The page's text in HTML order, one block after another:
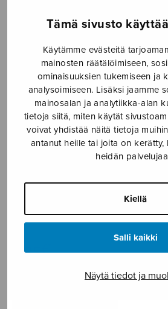
Tämä sivusto
Käytämme evästeitä
mainosten räätälöimiseen,
ominaisuuksien tukemiseen ja
analysoimiseen. Lisäksi jaamme
mainosalan ja analytiikka-alan
tietoja siitä, miten käytät
voivat yhdistää näitä tietoja
antanut heille tai joita on
heidän
Kiellä
Salli kaikki
Näytä tiedot ja
Etusivu › Nuottikauppa ›
(to You)
Kilpinen Yrjö
5,35€